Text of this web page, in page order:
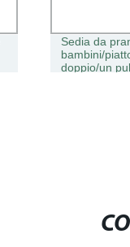
Sedia da
bambini/
doppio/un